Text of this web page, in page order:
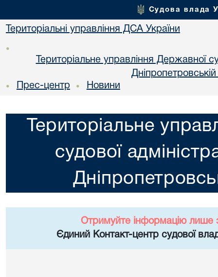
Судова влада
Територіальні управління ДСА України
•
Територіальне управління Державної
• Прес-центр • Новини
Територіальне
судової
Отримуйте інформацію лише
Єдиний Контакт-центр судової